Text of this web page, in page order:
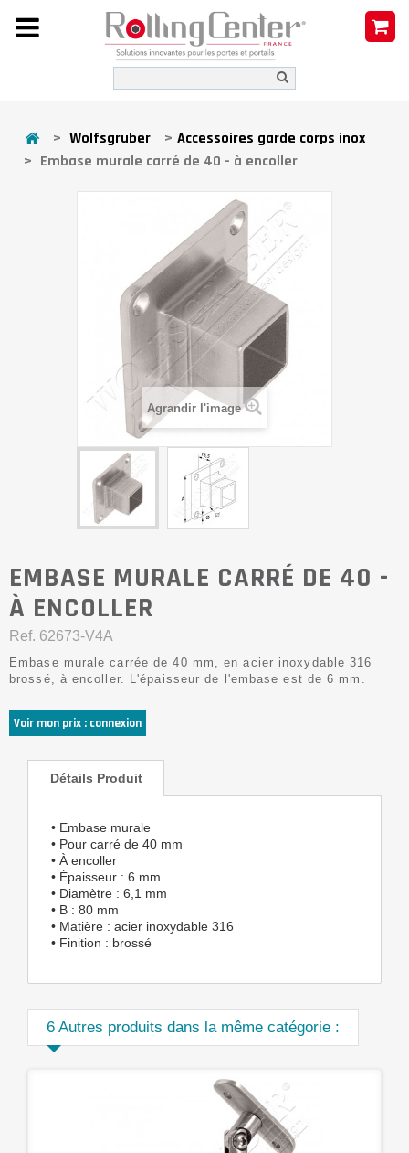
> Wolfsgruber > Accessoires garde corps inox
> Embase murale carré de 40 - à encoller
Agrandir l'image
EMBASE MURALE CARRÉ DE 40 -
À ENCOLLER
Ref. 62673-V4A
Embase murale carrée de 40 mm, en acier inoxydable 316
brossé, à encoller. L'épaisseur de l'embase est de 6 mm.
Voir mon prix : connexion
Détails Produit
• Embase murale
• Pour carré de 40 mm
• À encoller
• Épaisseur : 6 mm
• Diamètre : 6,1 mm
• B : 80 mm
• Matière : acier inoxydable 316
• Finition : brossé
6 Autres produits dans la même catégorie :